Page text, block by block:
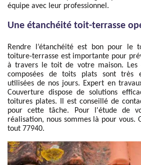
équipe avec leur professionnel.
Une étanchéité toit-terrasse
Rendre l’étanchéité est bon pour le
toiture-terrasse est importante pour
à travers le toit de votre maison. Les
composées de toits plats sont très
utilisées de nos jours. Expert en
Couverture dispose de solutions
toitures plates. Il est conseillé de
pour cette tâche. Pour l'étude de
réalisation, nous sommes là pour vous.
tout 77940.